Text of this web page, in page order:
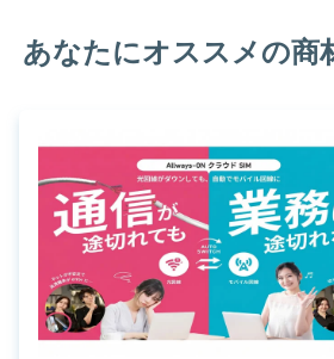
あなたにオススメの商